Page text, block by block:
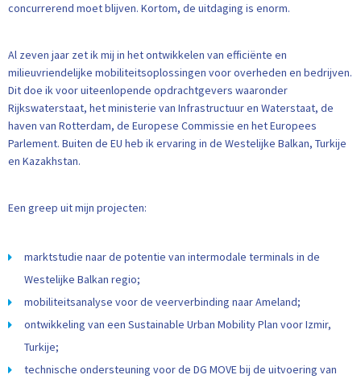
concurrerend moet blijven. Kortom, de uitdaging is enorm.
Al zeven jaar zet ik mij in het ontwikkelen van efficiënte en
milieuvriendelijke mobiliteitsoplossingen voor overheden en bedrijven.
Dit doe ik voor uiteenlopende opdrachtgevers waaronder
Rijkswaterstaat, het ministerie van Infrastructuur en Waterstaat, de
haven van Rotterdam, de Europese Commissie en het Europees
Parlement. Buiten de EU heb ik ervaring in de Westelijke Balkan, Turkije
en Kazakhstan.
Een greep uit mijn projecten:
marktstudie naar de potentie van intermodale terminals in de
Westelijke Balkan regio;
mobiliteitsanalyse voor de veerverbinding naar Ameland;
ontwikkeling van een Sustainable Urban Mobility Plan voor Izmir,
Turkije;
technische ondersteuning voor de DG MOVE bij de uitvoering van